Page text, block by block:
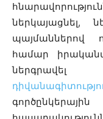
ներկայացնել,
պայմաններով
համար